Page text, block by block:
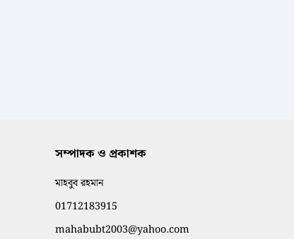
সম্পাদক ও প্রকাশক
মাহবুব রহমান
01712183915
mahabubt2003@yahoo.com